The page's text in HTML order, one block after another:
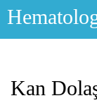
Skip
Kan